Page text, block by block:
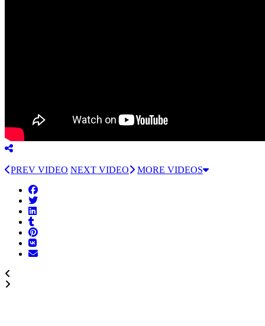
PREV VIDEO NEXT VIDEO MORE VIDEOS